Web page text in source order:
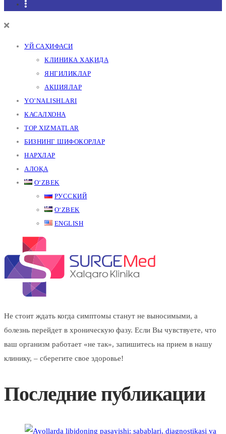
УЙ САҲИФАСИ
КЛИНИКА ҲАҚИДА
ЯНГИЛИКЛАР
АКЦИЯЛАР
YO’NALISHLARI
КАСАЛХОНА
TOP XIZMATLAR
БИЗНИНГ ШИФОКОРЛАР
НАРХЛАР
АЛОҚА
OʻZBEK
РУССКИЙ
OʻZBEK
ENGLISH
Не стоит ждать когда симптомы станут не выносимыми, а
болезнь перейдет в хроническую фазу. Если Вы чувствуете, что
ваш организм работает «не так», запишитесь на прием в нашу
клинику, – сберегите свое здоровье!
Последние публикации